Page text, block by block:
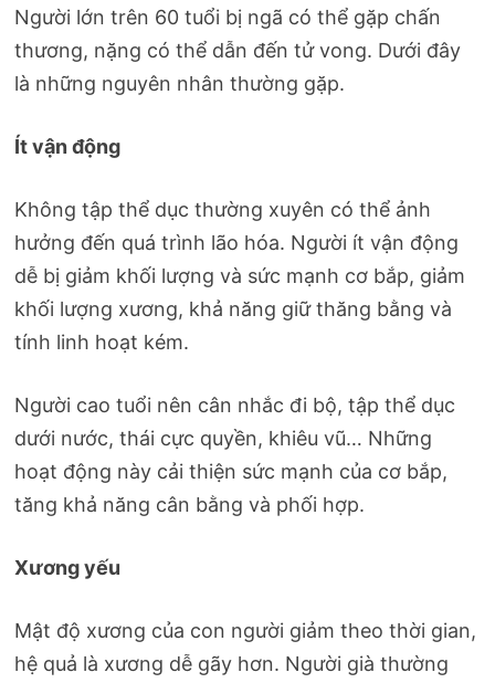
Người lớn trên 60 tuổi bị ngã có thể gặp chấn
thương, nặng có thể dẫn đến tử vong. Dưới đây
là những nguyên nhân thường gặp.
Ít vận động
Không tập thể dục thường xuyên có thể ảnh
hưởng đến quá trình lão hóa. Người ít vận động
dễ bị giảm khối lượng và sức mạnh cơ bắp, giảm
khối lượng xương, khả năng giữ thăng bằng và
tính linh hoạt kém.
Người cao tuổi nên cân nhắc đi bộ, tập thể dục
dưới nước, thái cực quyền, khiêu vũ… Những
hoạt động này cải thiện sức mạnh của cơ bắp,
tăng khả năng cân bằng và phối hợp.
Xương yếu
Mật độ xương của con người giảm theo thời gian,
hệ quả là xương dễ gãy hơn. Người già thường